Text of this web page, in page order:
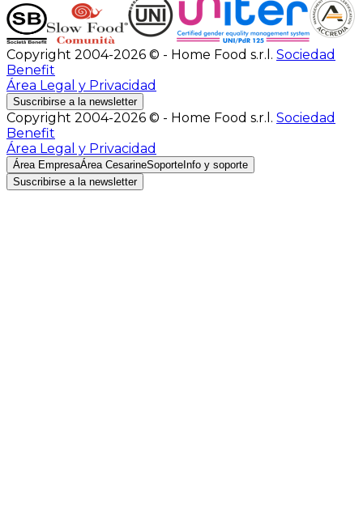
Copyright 2004-2026 © - Home Food s.r.l. Sociedad
Benefit
Área Legal y Privacidad
Suscribirse a la newsletter
Copyright 2004-2026 © - Home Food s.r.l. Sociedad
Benefit
Área Legal y Privacidad
Área EmpresaÁrea CesarineSoporte Info y soporte
Suscribirse a la newsletter